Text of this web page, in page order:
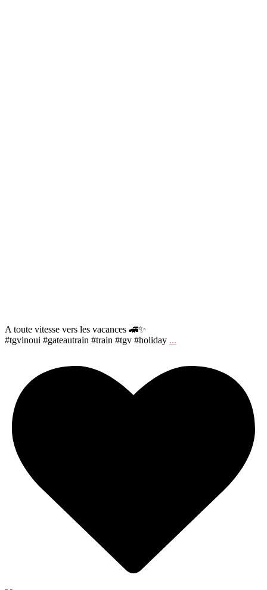
A toute vitesse vers les vacances 🚄✨
#tgvinoui #gateautrain #train #tgv #holiday ...